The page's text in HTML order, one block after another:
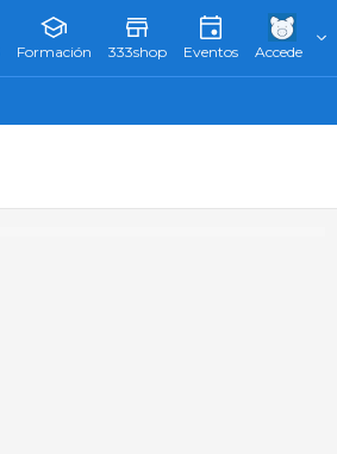
Formación 333shop Eventos Accede